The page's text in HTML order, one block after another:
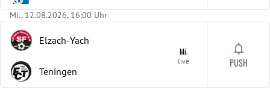
Mi., 12.08.2026, 16:00 Uhr
Elzach-Yach
Teningen
Mi.
live PUSH